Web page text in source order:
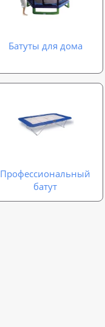
Батуты для дома
Профессиональный
батут